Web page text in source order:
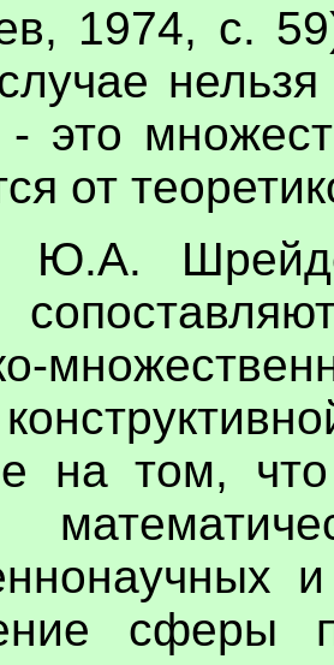
1974, с.
- это
от
Ю.А.
на том,